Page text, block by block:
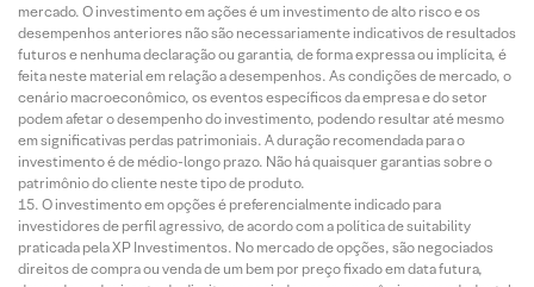
mercado. O investimento em ações é um investimento de alto risco e os
desempenhos anteriores não são necessariamente indicativos de resultados
futuros e nenhuma declaração ou garantia, de forma expressa ou implícita, é
feita neste material em relação a desempenhos. As condições de mercado, o
cenário macroeconômico, os eventos específicos da empresa e do setor
podem afetar o desempenho do investimento, podendo resultar até mesmo
em significativas perdas patrimoniais. A duração recomendada para o
investimento é de médio-longo prazo. Não há quaisquer garantias sobre o
patrimônio do cliente neste tipo de produto.
O investimento em opções é preferencialmente indicado para
investidores de perfil agressivo, de acordo com a política de suitability
praticada pela XP Investimentos. No mercado de opções, são negociados
direitos de compra ou venda de um bem por preço fixado em data futura,